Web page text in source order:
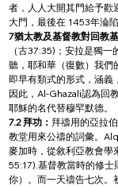
者，人人大開其門給予歡
大門，最後在 1453年淪陷
7猶太教及基督教對回教
（古37:35)；安拉是獨
聽，耶和華（復數）我們
即早有類式的形式，涵義
因此，Al-Ghazali認為回
耶穌的名代替穆罕默德。
7.2 拜功：拜禱用的亞拉
教堂用來公禱的詞彙。
麥加時，從敘利亞教會學
55:17).基督教當時的修
你）。而一天禱告七次。